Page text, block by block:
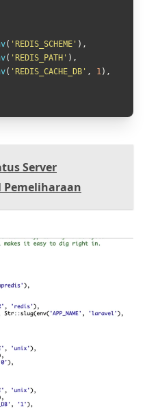
( 'REDIS_SCHEME' ) ,
( 'REDIS_PATH' ) ,
( 'REDIS_CACHE_DB' , 1 ) ,
Server
Pemeliharaan